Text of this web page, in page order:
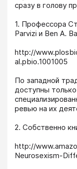
сразу в голову
1. Профессора
Parvizi и Ben A.
http://
al.pbio.1001005
По западной
доступны
ревью на их
2. Собственно
http://
Neurosexism-